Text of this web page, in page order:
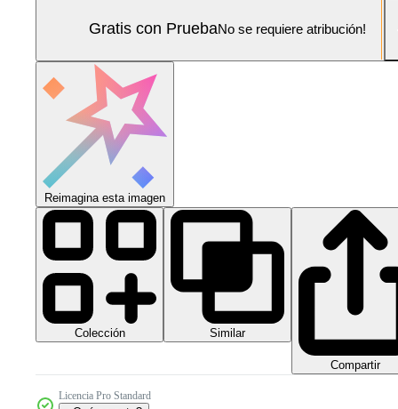
Gratis con PruebaNo se requiere atribución!
Reimagina esta imagen
Colección Similar
Compartir
Licencia Pro Standard